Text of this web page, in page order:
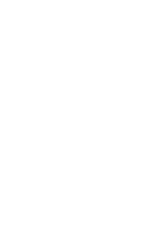
Перейти к